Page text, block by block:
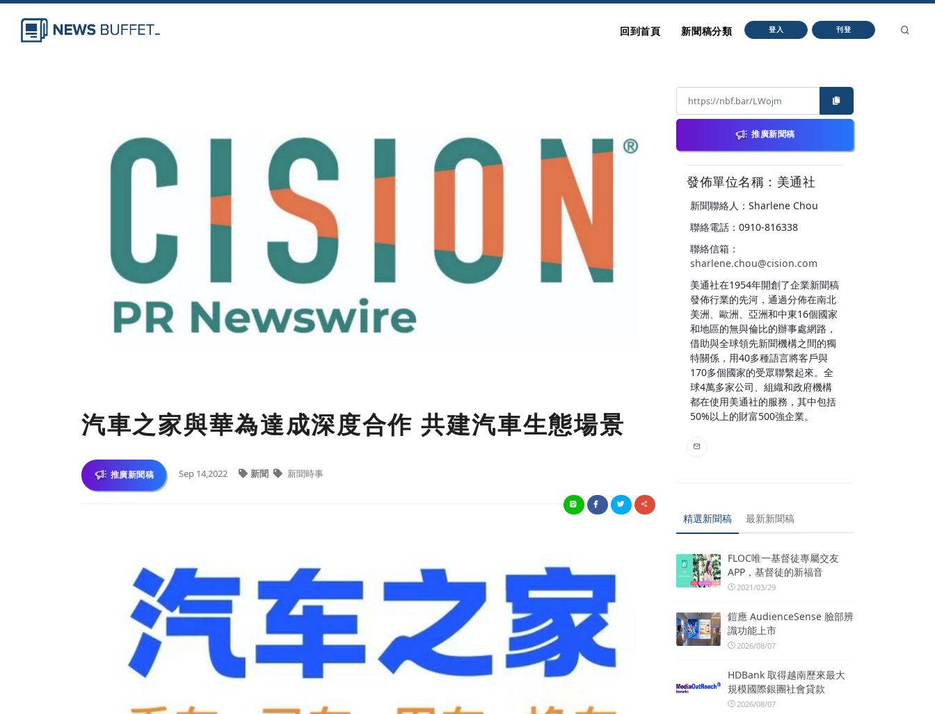
回到首頁 新聞稿分類 登入 刊登
汽車之家與華為達成深度合作 共建汽車生態場景
推廣新聞稿 Sep 14,2022 新聞 新聞時事
推廣新聞稿
發佈單位名稱：美通社
新聞聯絡人：Sharlene Chou
聯絡電話：0910-816338
聯絡信箱：
sharlene.chou@cision.com
美通社在1954年開創了企業新聞稿
發佈行業的先河，通過分佈在南北
美洲、歐洲、亞洲和中東16個國家
和地區的無與倫比的辦事處網路，
借助與全球領先新聞機構之間的獨
特關係，用40多種語言將客戶與
170多個國家的受眾聯繫起來。全
球4萬多家公司、組織和政府機構
都在使用美通社的服務，其中包括
50%以上的財富500強企業。
精選新聞稿 最新新聞稿
FLOC唯一基督徒專屬交友
APP，基督徒的新福音
2021/03/29
鎧應 AudienceSense 臉部辨
識功能上市
2026/08/07
HDBank 取得越南歷來最大
規模國際銀團社會貸款
2026/08/07